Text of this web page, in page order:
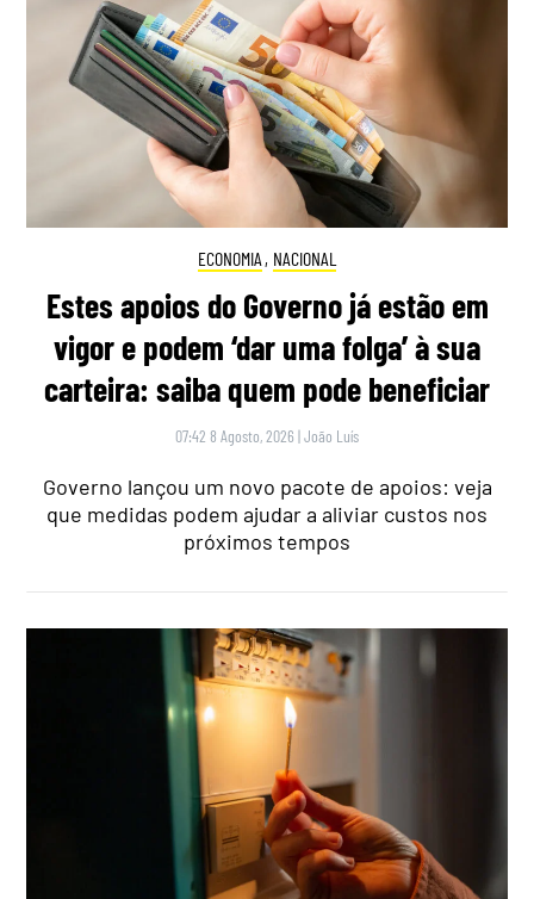
ECONOMIA , NACIONAL
Estes apoios do Governo já estão em
vigor e podem ‘dar uma folga’ à sua
carteira: saiba quem pode beneficiar
07:42 8 Agosto, 2026 |João Luís
Governo lançou um novo pacote de apoios: veja
que medidas podem ajudar a aliviar custos nos
próximos tempos